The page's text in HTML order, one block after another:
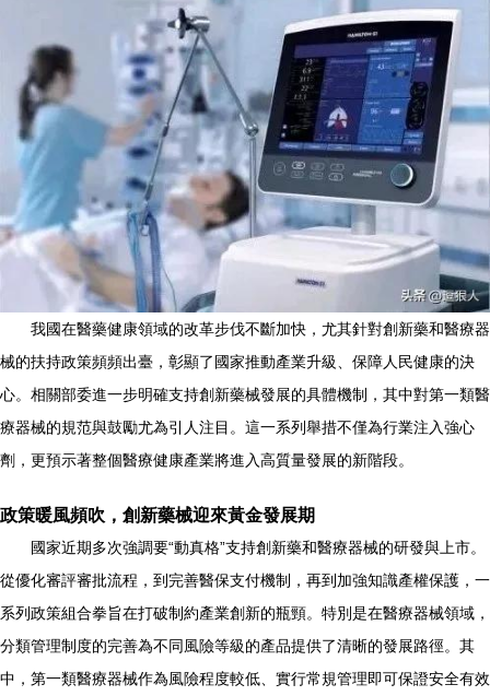
我國在醫藥健康領域的改革步伐不斷加快，尤其針對創新藥和醫療器
械的扶持政策頻頻出臺，彰顯了國家推動產業升級、保障人民健康的決
心。相關部委進一步明確支持創新藥械發展的具體機制，其中對第一類醫
療器械的規范與鼓勵尤為引人注目。這一系列舉措不僅為行業注入強心
劑，更預示著整個醫療健康產業將進入高質量發展的新階段。
政策暖風頻吹，創新藥械迎來黃金發展期
國家近期多次強調要“動真格”支持創新藥和醫療器械的研發與上市。
從優化審評審批流程，到完善醫保支付機制，再到加強知識產權保護，一
系列政策組合拳旨在打破制約產業創新的瓶頸。特別是在醫療器械領域，
分類管理制度的完善為不同風險等級的產品提供了清晰的發展路徑。其
中，第一類醫療器械作為風險程度較低、實行常規管理即可保證安全有效